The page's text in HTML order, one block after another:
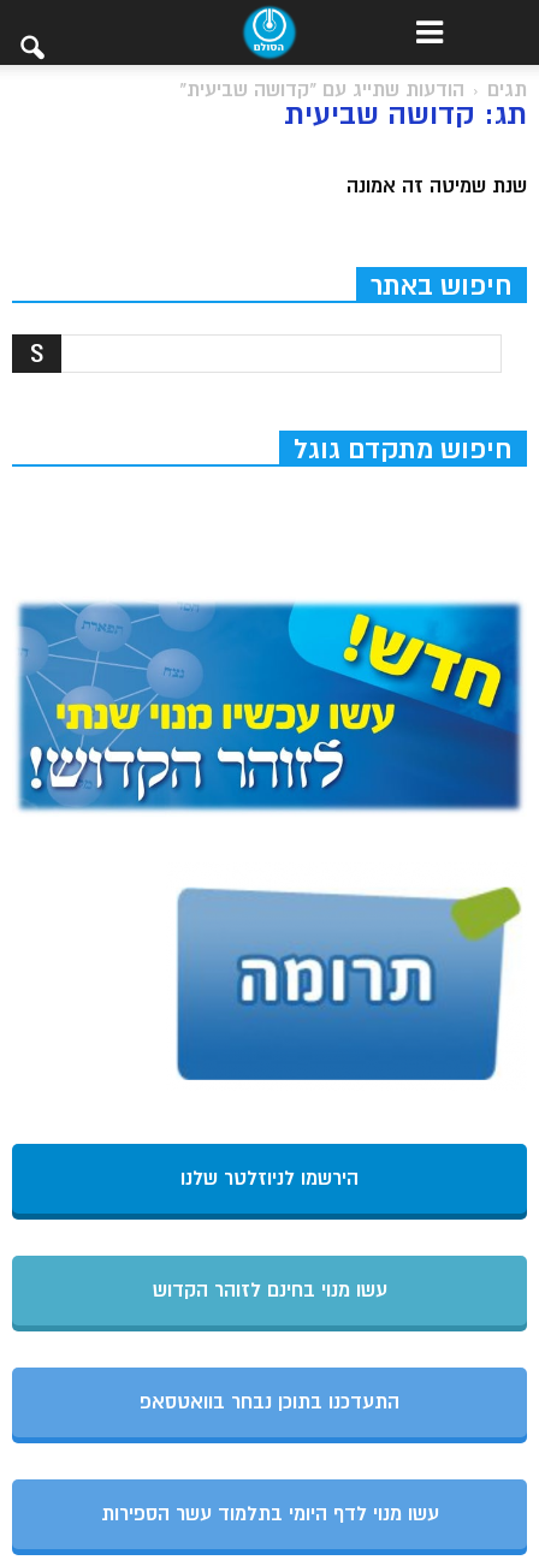
תגים הודעות שתייג עם "קדושה שביעית"
תג: קדושה שביעית
שנת שמיטה זה אמונה
חיפוש באתר
חיפוש מתקדם גוגל
הירשמו לניוזלטר שלנו
עשו מנוי בחינם לזוהר הקדוש
התעדכנו בתוכן נבחר בוואטסאפ
עשו מנוי לדף היומי בתלמוד עשר הספירות